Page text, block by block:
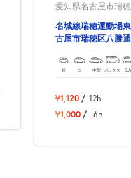
愛知県名古屋市瑞
名城線瑞穂運動場
古屋市瑞穂区八勝
軽 コ 中型 ボックス
¥1,120 / 12h
¥1,000 / 6h